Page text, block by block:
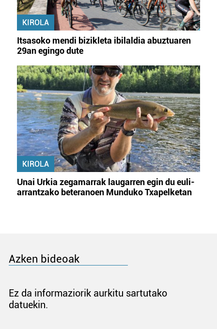
KIROLA
Itsasoko mendi bizikleta ibilaldia abuztuaren
29an egingo dute
KIROLA
Unai Urkia zegamarrak laugarren egin du euli-
arrantzako beteranoen Munduko Txapelketan
Azken bideoak
Ez da informaziorik aurkitu sartutako
datuekin.